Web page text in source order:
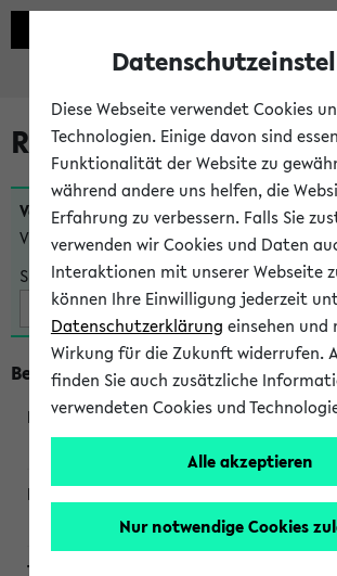
Raumänderungen
Veranstaltungen , bei denen sich nach
Veranstaltungsorte geändert haben:
Suche:
Beginn um 16 Uhr
291013
Diese Webseite verwendet Cookies
Technologien. Einige davon sind
Funktionalität der Website zu
während andere uns helfen, die
Erfahrung zu verbessern. Falls Sie
verwenden wir Cookies und Daten
Interaktionen mit unserer Webseite
können Ihre Einwilligung jederzeit
Datenschutzerklärung einsehen und
Wirkung für die Zukunft widerrufen.
finden Sie auch zusätzliche
verwendeten Cookies und
Alle akzeptieren
Nur notwendige Cookies